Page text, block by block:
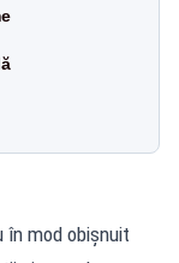
în mod obișnuit